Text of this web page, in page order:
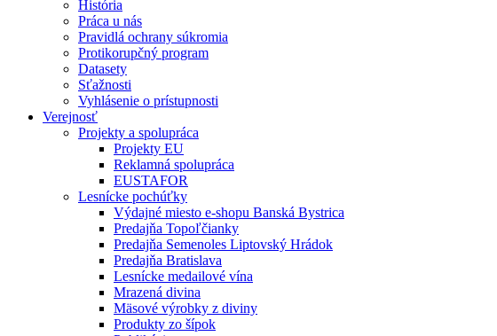
História
Práca u nás
Pravidlá ochrany súkromia
Protikorupčný program
Datasety
Sťažnosti
Vyhlásenie o prístupnosti
Verejnosť
Projekty a spolupráca
Projekty EU
Reklamná spolupráca
EUSTAFOR
Lesnícke pochúťky
Výdajné miesto e-shopu Banská Bystrica
Predajňa Topoľčianky
Predajňa Semenoles Liptovský Hrádok
Predajňa Bratislava
Lesnícke medailové vína
Mrazená divina
Mäsové výrobky z diviny
Produkty zo šípok